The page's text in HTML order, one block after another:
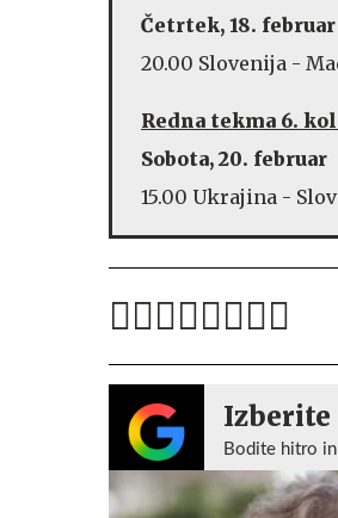
Četrtek, 18. februar
20.00 Slovenija -
Redna tekma 6.
Sobota, 20. februar
15.00 Ukrajina -
Izberite
Bodite hitro